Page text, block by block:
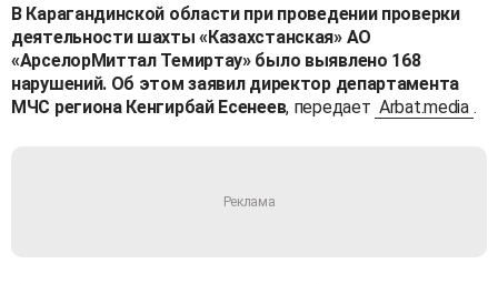
В Карагандинской области при проведении проверки
деятельности шахты «Казахстанская» АО
«АрселорМиттал Темиртау» было выявлено 168
нарушений. Об этом заявил директор департамента
МЧС региона Кенгирбай Есенеев, передает Arbat.media .